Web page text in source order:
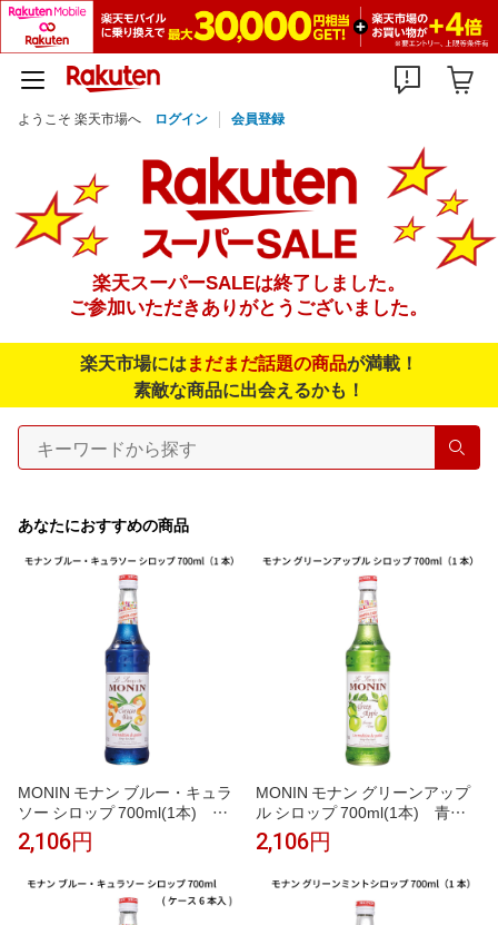
ようこそ 楽天市場へ ログイン 会員登録
楽天スーパーSALEは終了しました。
ご参加いただきありがとうございました。
楽天市場にはまだまだ話題の商品が満載！
素敵な商品に出会えるかも！
検索
あなたにおすすめの商品
MONIN モナン ブルー・キュラ
ソー シロップ 700ml(1本) ブ
ルーキュラソー 青 オレンジ風味
ブルーハワイ かき氷 ソーダ イ
テル モクテル 割り材 業務用 フ
レーバーシロップ
2,106円
MONIN モナン グリーンアップ
ル シロップ 700ml(1本) 青リ
ンゴ グリーンアップル みずみず
しい かき氷 ソーダ ノンアルコ
り材 業務用 カフェ フレーバー
2,106円